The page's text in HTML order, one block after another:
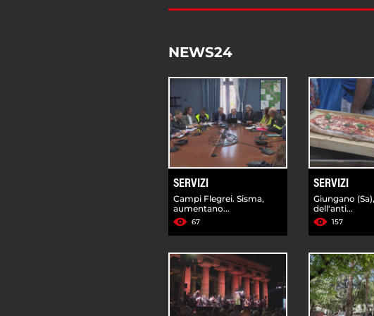
NEWS24
SERVIZI
Campi Flegrei. Sisma,
aumentano...
67
SERVIZI
Giungano
dell'anti...
157